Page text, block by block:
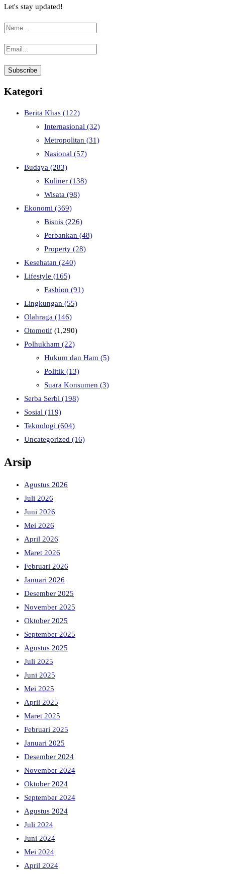
Let's stay updated!
Kategori
Berita Khas (122)
Internasional (32)
Metropolitan (31)
Nasional (57)
Budaya (283)
Kuliner (138)
Wisata (98)
Ekonomi (369)
Bisnis (226)
Perbankan (48)
Property (28)
Kesehatan (240)
Lifestyle (165)
Fashion (91)
Lingkungan (55)
Olahraga (146)
Otomotif (1,290)
Polhukham (22)
Hukum dan Ham (5)
Politik (13)
Suara Konsumen (3)
Serba Serbi (198)
Sosial (119)
Teknologi (604)
Uncategorized (16)
Arsip
Agustus 2026
Juli 2026
Juni 2026
Mei 2026
April 2026
Maret 2026
Februari 2026
Januari 2026
Desember 2025
November 2025
Oktober 2025
September 2025
Agustus 2025
Juli 2025
Juni 2025
Mei 2025
April 2025
Maret 2025
Februari 2025
Januari 2025
Desember 2024
November 2024
Oktober 2024
September 2024
Agustus 2024
Juli 2024
Juni 2024
Mei 2024
April 2024